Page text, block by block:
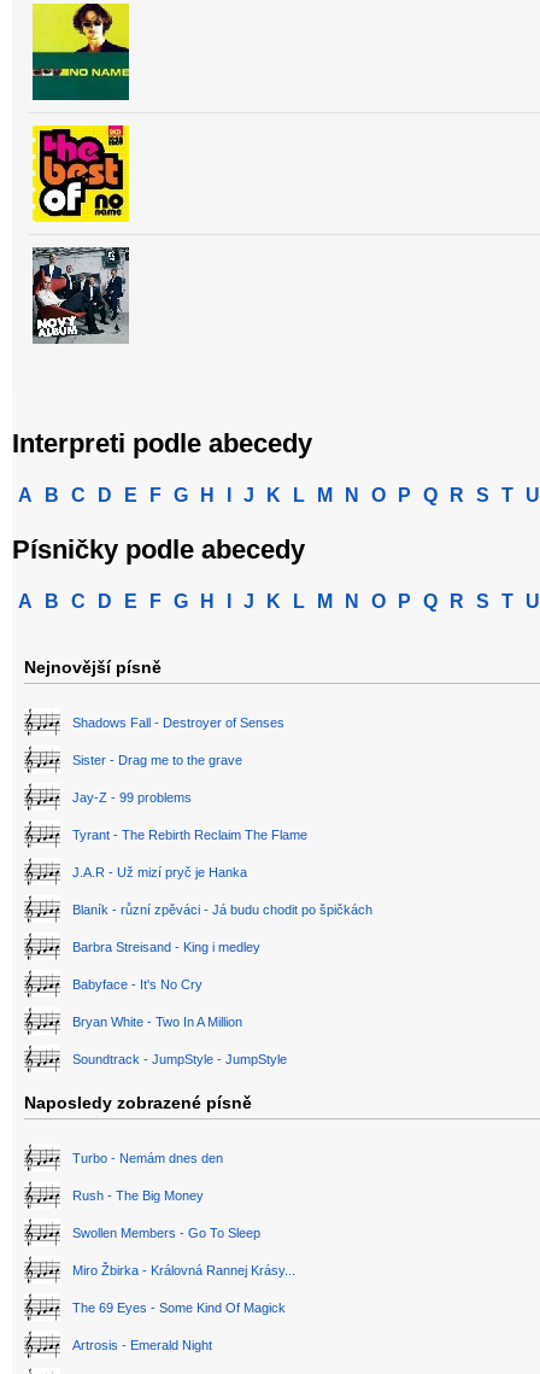
Interpreti podle abecedy
A B C D E F G H J K L M N O P Q R S T U
Písničky podle abecedy
A B C D E F G H J K L M N O P Q R S T U
Nejnovější písně
Shadows Fall - Destroyer of Senses
Sister - Drag me to the grave
Jay-Z - 99 problems
Tyrant - The Rebirth Reclaim The Flame
J.A.R - Už mizí pryč je Hanka
Blaník - různí zpěváci - Já budu chodit po špičkách
Barbra Streisand - King i medley
Babyface - It's No Cry
Bryan White - Two In A Million
Soundtrack - JumpStyle - JumpStyle
Naposledy zobrazené písně
Turbo - Nemám dnes den
Rush - The Big Money
Swollen Members - Go To Sleep
Miro Žbirka - Královná Rannej Krásy...
The 69 Eyes - Some Kind Of Magick
Artrosis - Emerald Night